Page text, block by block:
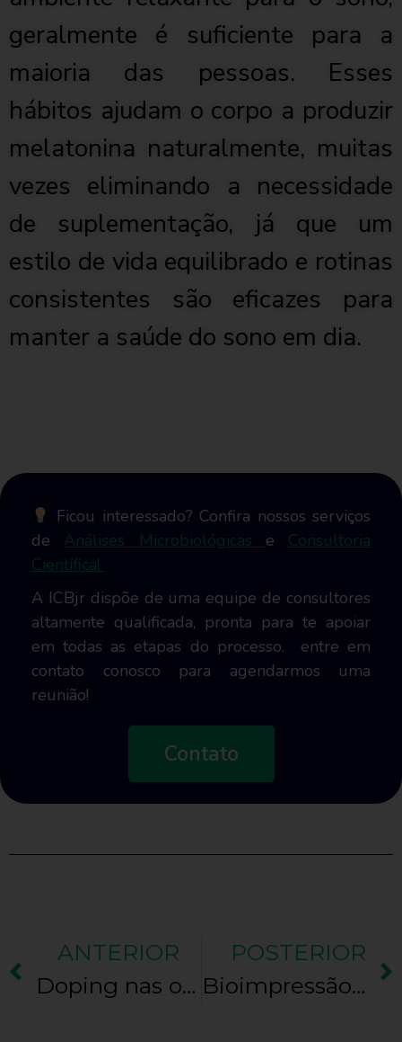
geralmente é suficiente para a
maioria das pessoas. Esses
hábitos ajudam o corpo a produzir
melatonina naturalmente, muitas
vezes eliminando a necessidade
de suplementação, já que um
estilo de vida equilibrado e rotinas
consistentes são eficazes para
manter a saúde do sono em dia.
Ficou interessado? Confira nossos serviços
de Análises Microbiológicas e Consultoria
Científica!
A ICBjr dispõe de uma equipe de consultores
altamente qualificada, pronta para te apoiar
em todas as etapas do processo. entre em
contato conosco para agendarmos uma
reunião!
Contato
ANTERIOR
Doping nas olimpíadas
POSTERIOR
Bioimpressão de órgãos sintéticos